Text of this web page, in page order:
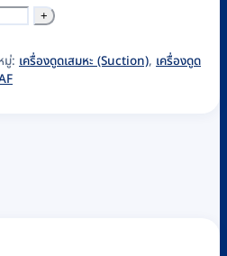
มู่: เครื่องดูดเสมหะ (Suction), เครื่องดูด